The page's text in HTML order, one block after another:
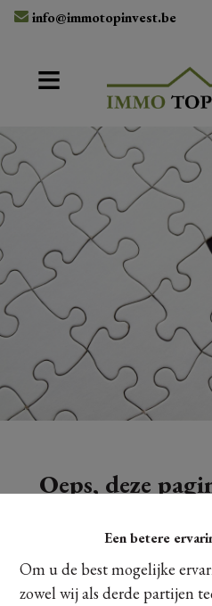
Een betere
Om u de best mogelijke
zowel wij als derde partijen
info@immotopinvest.be
Oeps, deze